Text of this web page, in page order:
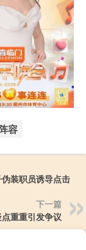
容
装职员诱导点击
下一篇
重重引发争议